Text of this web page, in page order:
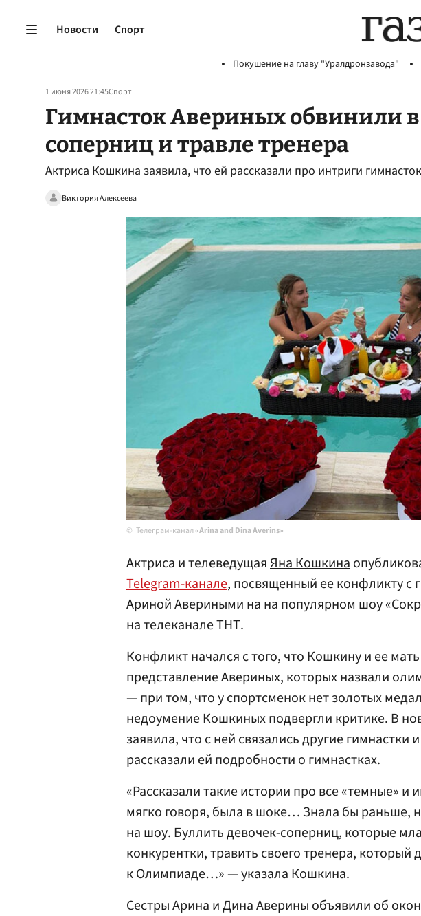
Новости Спорт
Покушение на главу "Уралдронзавода"
1 июня 2026 21:45Спорт
Гимнасток Авериных обвинили
соперниц и травле тренера
Актриса Кошкина заявила, что ей рассказали про интриги
Виктория Алексеева
Телеграм-канал«Arina and Dina Averins»
Актриса и телеведущаяЯна Кошкина
Telegram-канале, посвященный ее конфликту с
Ариной Авериными на на популярном шоу
на телеканале ТНТ.
Конфликт начался с того, что Кошкину и ее
представление Авериных, которых назвали
— при том, что у спортсменок нет золотых
недоумение Кошкиных подвергли критике. В
заявила, что с ней связались другие гимнастки
рассказали ей подробности о гимнастках.
«Рассказали такие истории про все «темные» и
мягко говоря, была в шоке… Знала бы раньше,
на шоу. Буллить девочек-соперниц, которые
конкурентки, травить своего тренера, который
к Олимпиаде…» — указала Кошкина.
Сестры Арина и Дина Аверины объявили об